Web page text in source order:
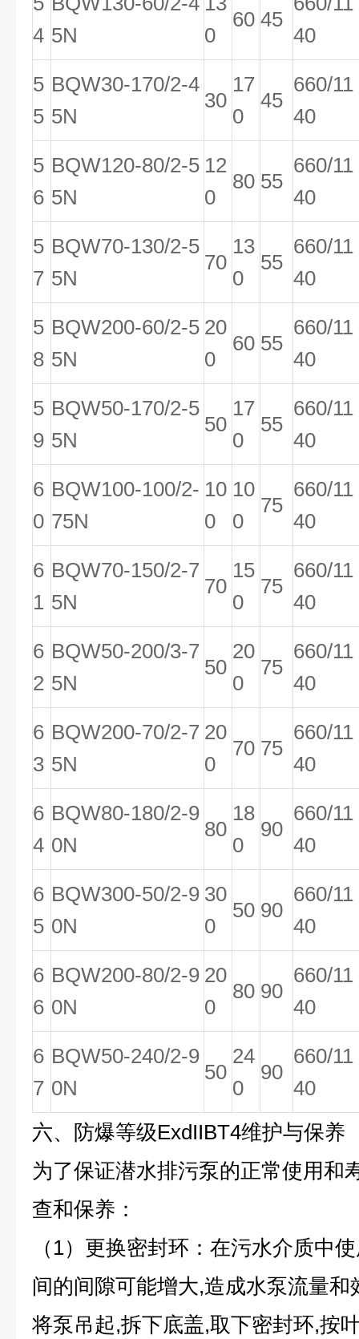
4 5N
0
60 45
40
5
5
BQW30-170/2-4
5N
30
17
0
45
660/11
40
5
6
BQW120-80/2-5
5N
12
0
80 55
660/11
40
5
7
BQW70-130/2-5
5N
70
13
0
55
660/11
40
5
8
BQW200-60/2-5
5N
20
0
60 55
660/11
40
5
9
BQW50-170/2-5
5N
50
17
0
55
660/11
40
6
0
BQW100-100/2-
75N
10
0
10
0
75
660/11
40
6
1
BQW70-150/2-7
5N
70
15
0
75
660/11
40
6
2
BQW50-200/3-7
5N
50
20
0
75
660/11
40
6
3
BQW200-70/2-7
5N
20
0
70 75
660/11
40
6
4
BQW80-180/2-9
0N
80
18
0
90
660/11
40
6
5
BQW300-50/2-9
0N
30
0
50 90
660/11
40
6
6
BQW200-80/2-9
0N
20
0
80 90
660/11
40
6
7
BQW50-240/2-9
0N
50
24
0
90
660/11
40
六、 防爆等级ExdIIBT4维护与保养
为了保证潜水排污泵的正常使用和
查和保养：
（1）更换密封环：在污水介质中
间的间隙可能增大,造成水泵流量
将泵吊起,拆下底盖,取下密封环,按